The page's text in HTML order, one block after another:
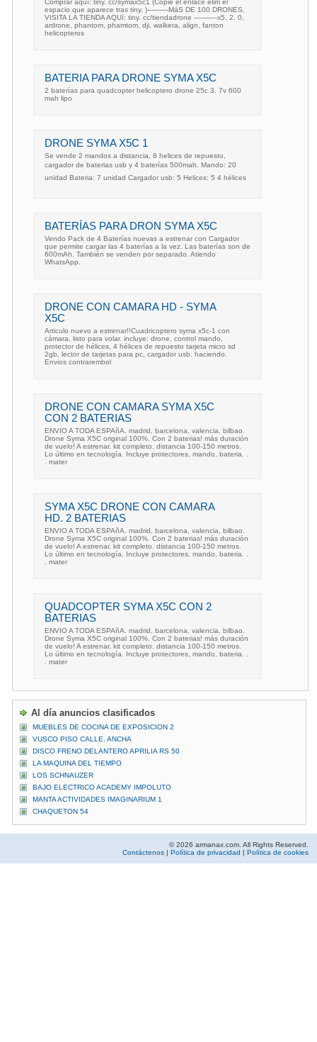
Comprar aquí: tiny. cc/symax5c1 (Copie el enlace elim el
espacio que aparece tras tiny. )----------MáS DE 100 DRONES,
VISITA LA TIENDA AQUí: tiny. cc/tiendadrone -----------x5, 2. 0,
ardrone, phantom, phamtom, dji, walkera, align, fanton
helicopteros
BATERIA PARA DRONE SYMA X5C
2 baterías para quadcopter helicoptero drone 25c 3. 7v 600
mah lipo
DRONE SYMA X5C 1
Se vende 2 mandos a distancia, 8 helices de repuesto,
cargador de baterias usb y 4 baterías 500mah. Mando: 20
unidad Bateria: 7 unidad Cargador usb: 5 Helices: 5 4 hélices
BATERÍAS PARA DRON SYMA X5C
Vendo Pack de 4 Baterías nuevas a estrenar con Cargador
que permite cargar las 4 baterías a la vez. Las baterías son de
600mAh. También se venden por separado. Atiendo
WhatsApp.
DRONE CON CAMARA HD - SYMA
X5C
Articulo nuevo a estrenar!!Cuadricoptero syma x5c-1 con
cámara, listo para volar. incluye: drone, control mando,
protector de hélices, 4 hélices de repuesto tarjeta micro sd
2gb, lector de tarjetas para pc, cargador usb. haciendo.
Envios contrarembol
DRONE CON CAMARA SYMA X5C
CON 2 BATERIAS
ENVIO A TODA ESPAñA. madrid, barcelona, valencia, bilbao.
Drone Syma X5C original 100%. Con 2 baterias! más duración
de vuelo! A estrenar. kit completo. distancia 100-150 metros.
Lo último en tecnología. Incluye protectores, mando, bateria. .
. mater
SYMA X5C DRONE CON CAMARA
HD. 2 BATERIAS
ENVIO A TODA ESPAñA. madrid, barcelona, valencia, bilbao.
Drone Syma X5C original 100%. Con 2 baterias! más duración
de vuelo! A estrenar. kit completo. distancia 100-150 metros.
Lo último en tecnología. Incluye protectores, mando, bateria. .
. mater
QUADCOPTER SYMA X5C CON 2
BATERIAS
ENVIO A TODA ESPAñA. madrid, barcelona, valencia, bilbao.
Drone Syma X5C original 100%. Con 2 baterias! más duración
de vuelo! A estrenar. kit completo. distancia 100-150 metros.
Lo último en tecnología. Incluye protectores, mando, bateria. .
. mater
Al día anuncios clasificados
MUEBLES DE COCINA DE EXPOSICION 2
VUSCO PISO CALLE. ANCHA
DISCO FRENO DELANTERO APRILIA RS 50
LA MAQUINA DEL TIEMPO
LOS SCHNAUZER
BAJO ELECTRICO ACADEMY IMPOLUTO
MANTA ACTIVIDADES IMAGINARIUM 1
CHAQUETON 54
© 2026 armanax.com. All Rights Reserved.
Contáctenos | Política de privacidad | Política de cookies